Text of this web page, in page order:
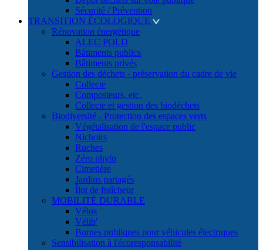
Sécurité / Prévention
TRANSITION ÉCOLOGIQUE
Rénovation énergétique
ALEC POLD
Bâtiments publics
Bâtiments privés
Gestion des déchets - préservation du cadre de vie
Collecte
Composteurs, etc.
Collecte et gestion des biodéchets
Biodiversité - Protection des espaces verts
Végétalisation de l'espace public
Nichoirs
Ruches
Zéro phyto
Cimetière
Jardins partagés
Îlot de fraîcheur
MOBILITÉ DURABLE
Vélos
Vélib'
Bornes publiques pour véhicules électriques
Sensibilisation à l'écoresponsabilité